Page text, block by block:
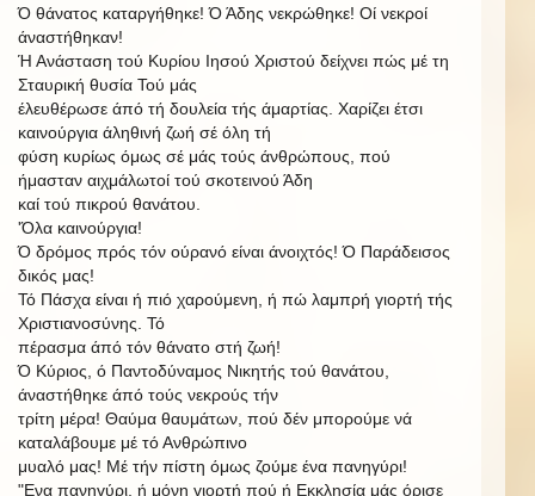
Ό θάνατος καταργήθηκε! Ό Άδης νεκρώθηκε! Οί νεκροί
άναστήθηκαν!
Ή Ανάσταση τού Κυρίου Ιησού Χριστού δείχνει πώς μέ τη
Σταυρική θυσία Τού μάς
έλευθέρωσε άπό τή δουλεία τής άμαρτίας. Χαρίζει έτσι
καινούργια άληθινή ζωή σέ όλη τή
φύση κυρίως όμως σέ μάς τούς άνθρώπους, πού
ήμασταν αιχμάλωτοί τού σκοτεινού Άδη
καί τού πικρού θανάτου.
'Όλα καινούργια!
Ό δρόμος πρός τόν ούρανό είναι άνοιχτός! Ό Παράδεισος
δικός μας!
Τό Πάσχα είναι ή πιό χαρούμενη, ή πώ λαμπρή γιορτή τής
Χριστιανοσύνης. Τό
πέρασμα άπό τόν θάνατο στή ζωή!
Ό Κύριος, ό Παντοδύναμος Νικητής τού θανάτου,
άναστήθηκε άπό τούς νεκρούς τήν
τρίτη μέρα! Θαύμα θαυμάτων, πού δέν μπορούμε νά
καταλάβουμε μέ τό Ανθρώπινο
μυαλό μας! Μέ τήν πίστη όμως ζούμε ένα πανηγύρι!
"Ενα πανηγύρι, ή μόνη γιορτή πού ή Εκκλησία μάς όρισε